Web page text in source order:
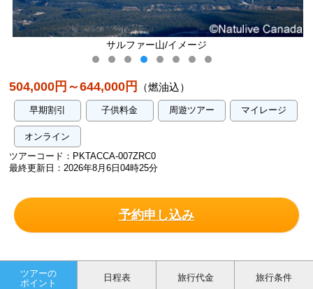
サルファー山/イメージ
504,000円～644,000円 （燃油込）
早期割引 子供料金 周遊ツアー マイレージ
オンライン
ツアーコード：PKTACCA-007ZRC0
最終更新日：2026年8月6日04時25分
予約申し込み
ツアーの
ポイント
日程表 旅行代金 旅行条件